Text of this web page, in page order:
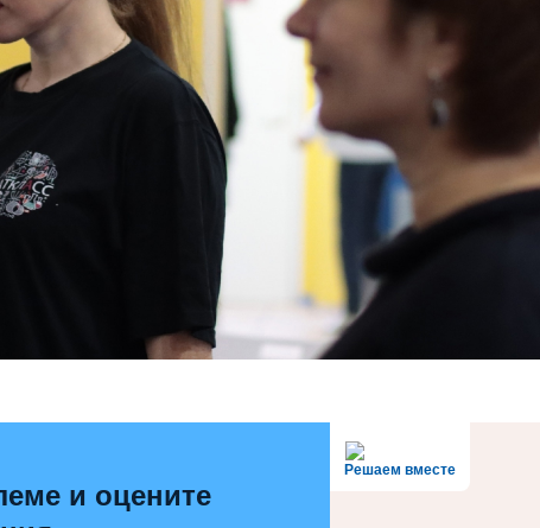
Решаем вместе
и оцените